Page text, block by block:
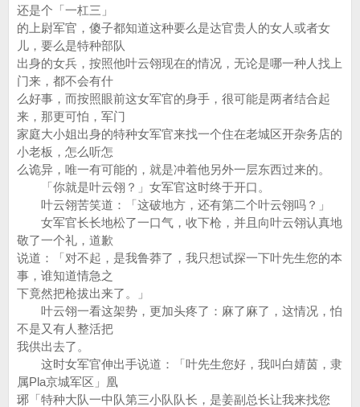
还是个「一杠三」
的上尉军官，傻子都知道这种要么是达官贵人的女人或者女
儿，要么是特种部队
出身的女兵，按照他叶云翎现在的情况，无论是哪一种人找上
门来，都不会有什
么好事，而按照眼前这女军官的身手，很可能是两者结合起
来，那更可怕，军门
家庭大小姐出身的特种女军官来找一个住在老城区开杂务店的
小老板，怎么听怎
么诡异，唯一有可能的，就是冲着他另外一层东西过来的。
「你就是叶云翎？」女军官这时终于开口。
叶云翎苦笑道：「这破地方，还有第二个叶云翎吗？」
女军官长长地松了一口气，收下枪，并且向叶云翎认真地
敬了一个礼，道歉
说道：「对不起，是我鲁莽了，我只想试探一下叶先生您的本
事，谁知道情急之
下竟然把枪拔出来了。」
叶云翎一看这架势，更加头疼了：麻了麻了，这情况，怕
不是又有人整活把
我供出去了。
这时女军官伸出手说道：「叶先生您好，我叫白婧茵，隶
属Pla京城军区」凰
琊「特种大队一中队第三小队队长，是姜副总长让我来找您